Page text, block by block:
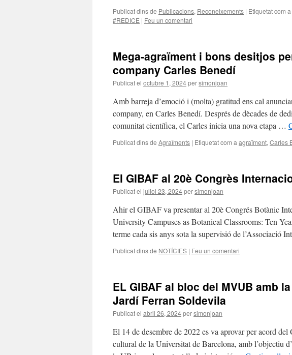
Publicat dins de Publicacions, Reconeixements | Etiquetat com a
#REDICE | Feu un comentari
Mega-agraïment i bons desitjos
company Carles Benedí
Publicat el octubre 1, 2024persimonjoan
Amb barreja d’emoció i (molta) gratitud ens cal
company, en Carles Benedí. Després de dècades de
comunitat científica, el Carles inicia una nova etapa …
Publicat dins de Agraïments | Etiquetat com a agraïment, Carles
El GIBAF al 20è Congrès
Publicat el juliol 23, 2024persimonjoan
Ahir el GIBAF va presentar al 20è Congrés Botànic
University Campuses as Botanical Classrooms: Ten
terme cada sis anys sota la supervisió de l’Associació
Publicat dins de NOTÍCIES | Feu un comentari
EL GIBAF al bloc del MVUB amb
Jardí Ferran Soldevila
Publicat el abril 26, 2024persimonjoan
El 14 de desembre de 2022 es va aprovar per acord
cultural de la Universitat de Barcelona, amb l’objectiu